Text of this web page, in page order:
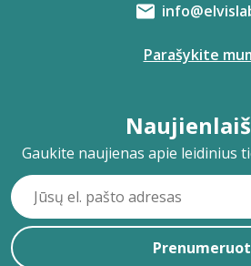
Parašykite
Gaukite naujienas apie leidinius